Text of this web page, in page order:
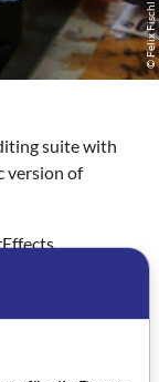
© Felix Fischl
suite with
version of
for a one-
by the
suite